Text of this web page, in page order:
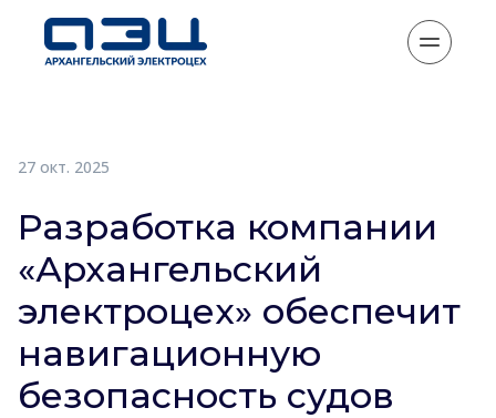
27 окт. 2025
Разработка компании
«Архангельский
электроцех» обеспечит
навигационную
безопасность судов